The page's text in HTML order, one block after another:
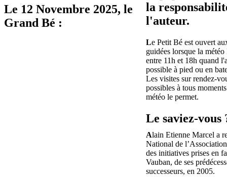
Le 12 Novembre 2025, le
Grand Bé :
la
l'auteur.
Le Petit Bé est ouvert
guidées lorsque la météo
entre 11h et 18h quand
possible à pied ou en
Les visites sur rendez-
possibles à tous
météo le permet.
Le saviez-vous
Alain Etienne Marcel a
National de
des initiatives prises en
Vauban, de ses
successeurs, en 2005.